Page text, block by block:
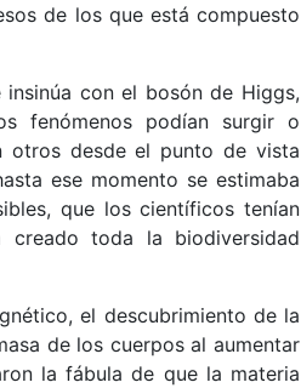
de los que está compuesto
con el bosón de Higgs,
fenómenos podían surgir o
otros desde el punto de vista
ese momento se estimaba
que los científicos tenían
toda la biodiversidad
el descubrimiento de la
de los cuerpos al aumentar
la fábula de que la materia